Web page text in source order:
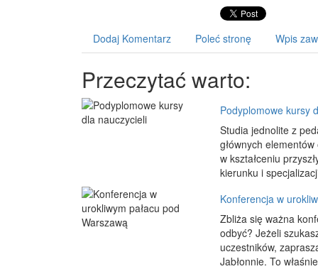
Dodaj Komentarz Poleć stronę Wpis
Przeczytać warto:
Podyplomowe kursy
Studia jednolite z
głównych
w kształceniu
kierunku i
Konferencja w
Zbliża się ważna
odbyć? Jeżeli
uczestników,
Jabłonnie. To